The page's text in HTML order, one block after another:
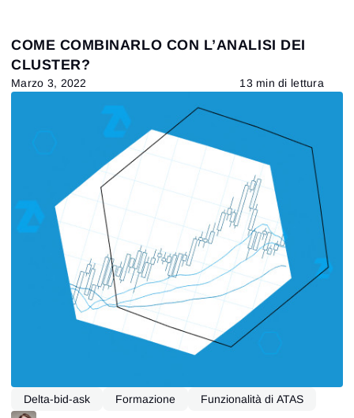
COME COMBINARLO CON L’ANALISI DEI
CLUSTER?
Marzo 3, 2022 13 min di lettura
Delta-bid-ask Formazione Funzionalità di ATAS